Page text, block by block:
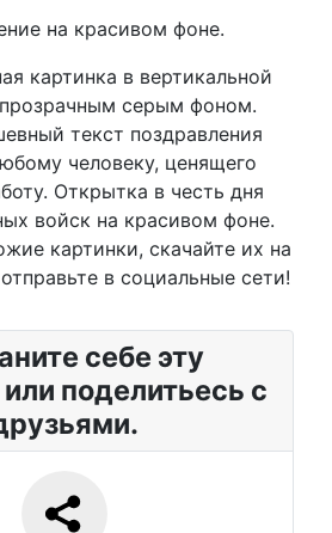
на красивом фоне.
картинка в вертикальной
серым фоном.
текст поздравления
человеку, ценящего
Открытка в честь дня
войск на красивом фоне.
картинки, скачайте их на
в социальные сети!
себе эту
поделитьесь с